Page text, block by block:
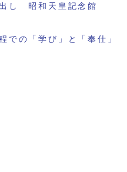
し 昭和天皇記念館
での「学び」と「奉仕